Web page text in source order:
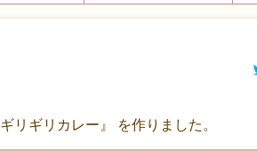
リギリカレー』 を作りました。